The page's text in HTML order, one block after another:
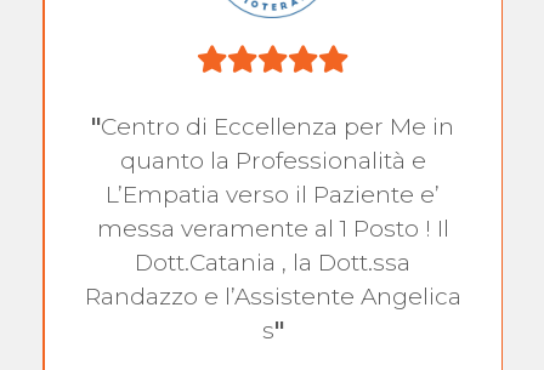
"Centro di Eccellenza per Me in
quanto la Professionalità e
L’Empatia verso il Paziente e’
messa veramente al 1 Posto ! Il
Dott.Catania , la Dott.ssa
Randazzo e l’Assistente Angelica
s"